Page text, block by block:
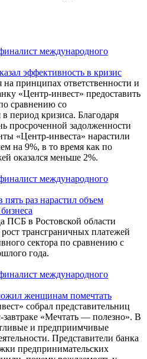
эффективность в кризис
на принципах ответственности и
«Центр-инвест» предоставить
сравнению со
период кризиса. Благодаря
просроченной задолженности
«Центр-инвеста» нарастили
на 9%, в то время как по
оказался меньше 2%.
раз нарастил объем
ПСБ в Ростовской области
трансграничных платежей
сектора по сравнению с
года.
женщинам помечтать
собрал представительниц
завтраке «Мечтать — полезно». В
и предприимчивые
Представители банка
предпринимательских